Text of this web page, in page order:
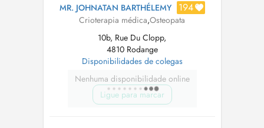
MR. JOHNATAN BARTHÉLEMY 194
Crioterapia médica,Osteopata
10b, Rue Du Clopp,
4810 Rodange
Disponibilidades de colegas
Nenhuma disponibilidade online
Ligue para marcar